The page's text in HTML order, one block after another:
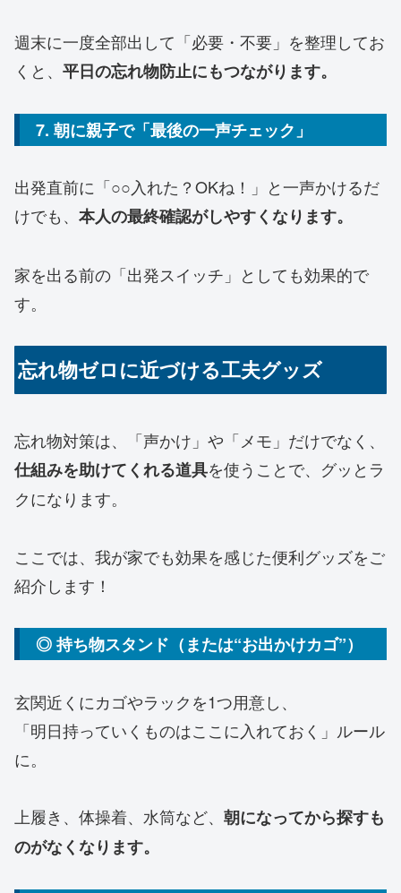
週末に一度全部出して「必要・不要」を整理してお
くと、 平日の忘れ物防止にもつながります。
7. 朝に親子で「最後の一声チェック」
出発直前に「○○入れた？OKね！」と一声かけるだ
けでも、 本人の最終確認がしやすくなります。
家を出る前の「出発スイッチ」としても効果的で
す。
忘れ物ゼロに近づける工夫グッズ
忘れ物対策は、「声かけ」や「メモ」だけでなく、
仕組みを助けてくれる道具を使うことで、グッとラ
クになります。
ここでは、我が家でも効果を感じた便利グッズをご
紹介します！
◎ 持ち物スタンド（または“お出かけカゴ”）
玄関近くにカゴやラックを1つ用意し、
「明日持っていくものはここに入れておく」ルール
に。
上履き、体操着、水筒など、 朝になってから探すも
のがなくなります。